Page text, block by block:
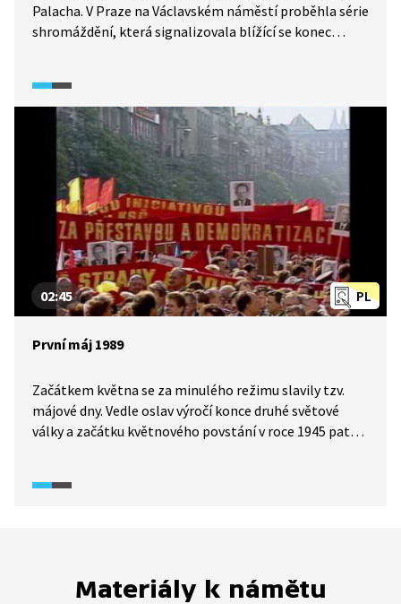
Palacha. V Praze na Václavském náměstí proběhla série
shromáždění, která signalizovala blížící se konec
se zřejmým záměrem manipulace veřejným míněním.
PL
02:45
První máj 1989
Začátkem května se za minulého režimu slavily tzv.
májové dny. Vedle oslav výročí konce druhé světové
války a začátku květnového povstání v roce 1945 patřil
oficiální, režimu poplatnou tvář.
Materiály k námětu